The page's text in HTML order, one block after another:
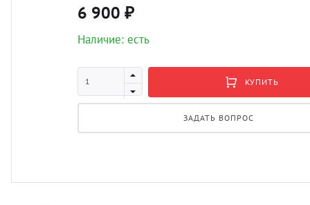
6 900 ₽
Наличие: есть
КУПИТЬ
ЗАДАТЬ ВОПРОС